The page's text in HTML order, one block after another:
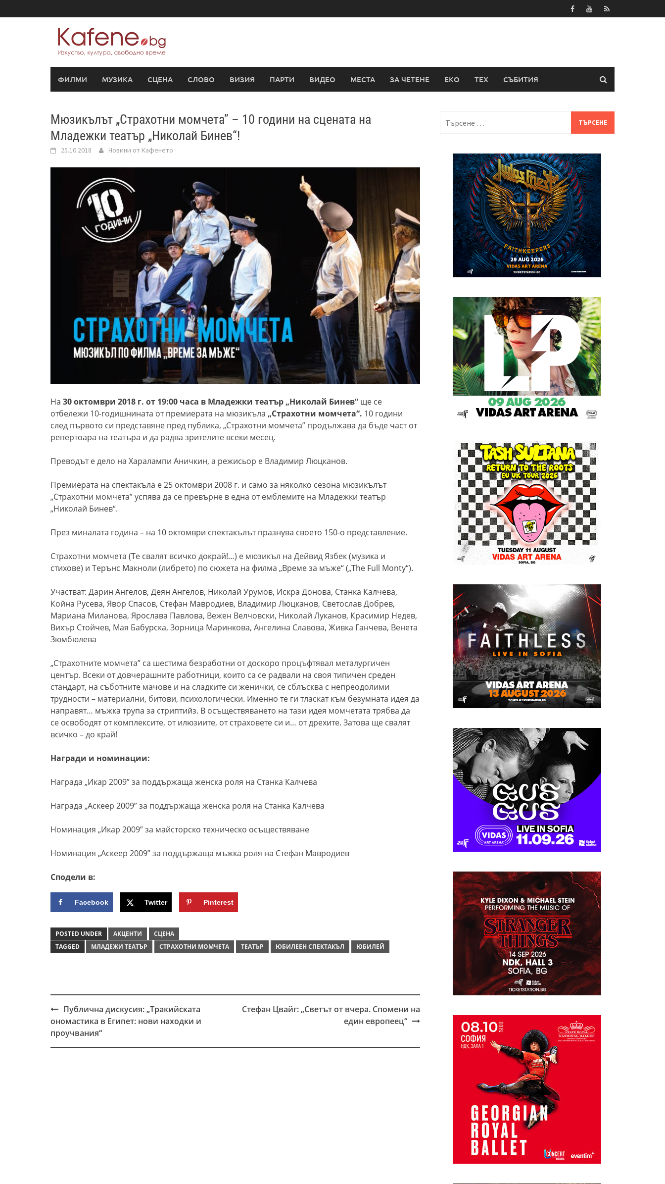
to
ФИЛМИ МУЗИКА СЦЕНА СЛОВО ВИЗИЯ ПАРТИ ВИДЕО МЕСТА ЗА ЧЕТЕНЕ ЕКО ТЕХ СЪБИТИЯ
Мюзикълът „Страхотни момчета” – 10 години на сцената на
Младежки театър „Николай Бинев“!
25.10.2018 Новини от Кафенето
На 30 октомври 2018 г. от 19:00 часа в Младежки театър „Николай Бинев“ ще се
отбележи 10-годишнината от премиерата на мюзикъла „Страхотни момчета“. 10 години
след първото си представяне пред публика, „Страхотни момчета” продължава да бъде част от
репертоара на театъра и да радва зрителите всеки месец.
Преводът е дело на Харалампи Аничкин, а режисьор е Владимир Люцканов.
Премиерата на спектакъла е 25 октомври 2008 г. и само за няколко сезона мюзикълът
„Страхотни момчета” успява да се превърне в една от емблемите на Младежки театър
„Николай Бинев“.
През миналата година – на 10 октомври спектакълът празнува своето 150-о представление.
Страхотни момчета (Те свалят всичко докрай!…) е мюзикъл на Дейвид Язбек (музика и
стихове) и Терънс Макноли (либрето) по сюжета на филма „Време за мъже“ („The Full Monty“).
Участват: Дарин Ангелов, Деян Ангелов, Николай Урумов, Искра Донова, Станка Калчева,
Койна Русева, Явор Спасов, Стефан Мавродиев, Владимир Люцканов, Светослав Добрев,
Мариана Миланова, Ярослава Павлова, Вежен Велчовски, Николай Луканов, Красимир Недев,
Вихър Стойчев, Мая Бабурска, Зорница Маринкова, Ангелина Славова, Живка Ганчева, Венета
Зюмбюлева
„Страхотните момчета” са шестима безработни от доскоро процъфтявал металургичен
център. Всеки от довчерашните работници, които са се радвали на своя типичен среден
стандарт, на съботните мачове и на сладките си женички, се сблъсква с непреодолими
трудности – материални, битови, психологически. Именно те ги тласкат към безумната идея да
направят… мъжка трупа за стриптийз. В осъществяването на тази идея момчетата трябва да
се освободят от комплексите, от илюзиите, от страховете си и… от дрехите. Затова ще свалят
всичко – до край!
Награди и номинации:
Награда „Икар 2009” за поддържаща женска роля на Станка Калчева
Награда „Аскеер 2009” за поддържаща женска роля на Станка Калчева
Номинация „Икар 2009” за майсторско техническо осъществяване
Номинация „Аскеер 2009” за поддържаща мъжка роля на Стефан Мавродиев
Сподели в:
Facebook Twitter Pinterest
POSTED UNDER АКЦЕНТИ
СЦЕНА
TAGGED
МЛАДЕЖИ ТЕАТЪР СТРАХОТНИ МОМЧЕТА ТЕАТЪР ЮБИЛЕЕН СПЕКТАКЪЛ ЮБИЛЕЙ
Post
navigation
Публична дискусия: „Тракийската
ономастика в Египет: нови находки и
проучвания“
Стефан Цвайг: „Светът от вчера. Спомени на
един европеец“
за: